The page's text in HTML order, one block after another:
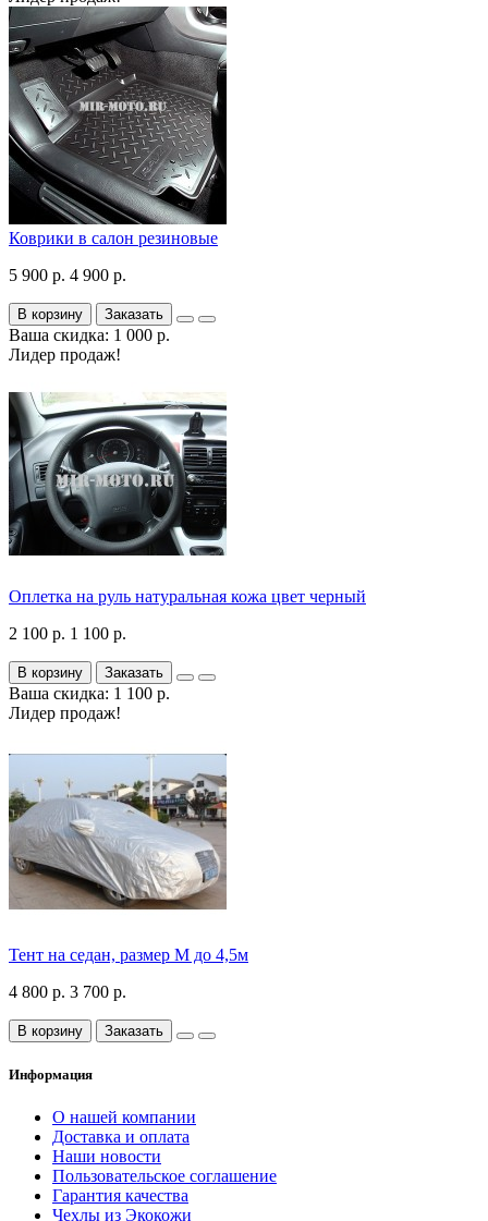
Коврики в салон резиновые
5 900 р. 4 900 р.
В корзину Заказать
Ваша скидка: 1 000 р.
Лидер продаж!
Оплетка на руль натуральная кожа цвет черный
2 100 р. 1 100 р.
В корзину Заказать
Ваша скидка: 1 100 р.
Лидер продаж!
Тент на седан, размер М до 4,5м
4 800 р. 3 700 р.
В корзину Заказать
Информация
О нашей компании
Доставка и оплата
Наши новости
Пользовательское соглашение
Гарантия качества
Чехлы из Экокожи